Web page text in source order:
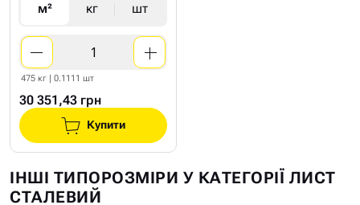
м² кг шт
475 кг | 0.1111 шт
30 351,43 грн
Купити
ІНШІ ТИПОРОЗМІРИ У КАТЕГОРІЇ ЛИСТ
СТАЛЕВИЙ